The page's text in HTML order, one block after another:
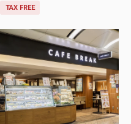
TAX FREE